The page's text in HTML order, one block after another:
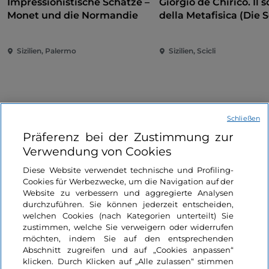
Monet und die Normandie
Sizilien, Palermo
della Metafisica (Die
Sizilien, Scicli
Informationen über die Seite
Nützliche Links
Login
Bleiben wir in Kontakt
Präferenz bei der Zustimmung zur
Verwendung von Cookies
Diese Website verwendet technische und Profiling-
Cookies für Werbezwecke, um die Navigation auf der
Website zu verbessern und aggregierte Analysen
durchzuführen. Sie können jederzeit entscheiden,
welchen Cookies (nach Kategorien unterteilt) Sie
zustimmen, welche Sie verweigern oder widerrufen
möchten, indem Sie auf den entsprechenden
Abschnitt zugreifen und auf „Cookies anpassen“
klicken. Durch Klicken auf „Alle zulassen“ stimmen
Schließen